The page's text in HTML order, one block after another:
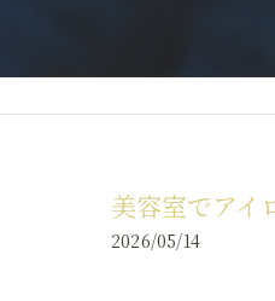
美容室でアイ
2026/05/14